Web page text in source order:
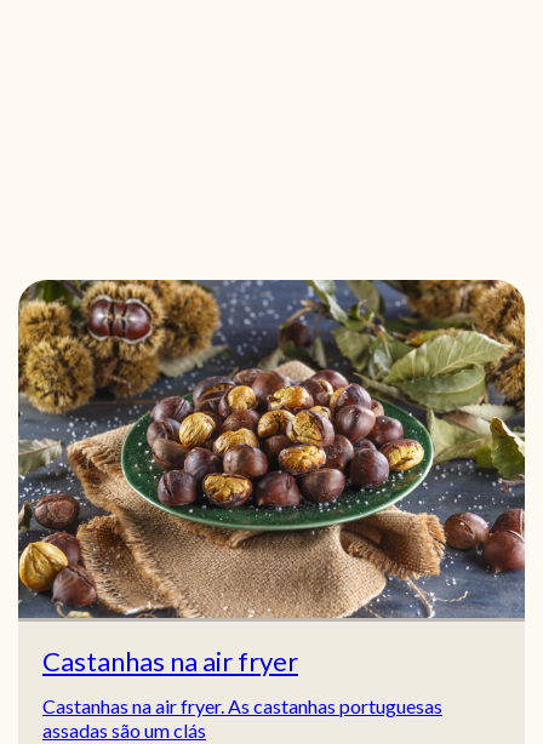
Castanhas na air fryer
Castanhas na air fryer. As castanhas portuguesas
assadas são um clás